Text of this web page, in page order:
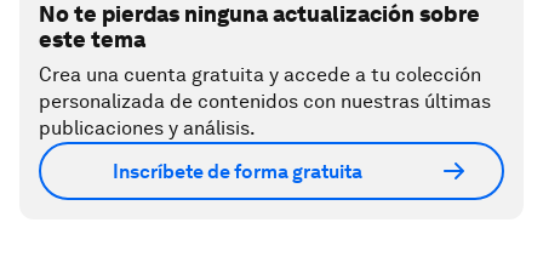
No te pierdas ninguna actualización sobre
este tema
Crea una cuenta gratuita y accede a tu colección
personalizada de contenidos con nuestras últimas
publicaciones y análisis.
Inscríbete de forma gratuita